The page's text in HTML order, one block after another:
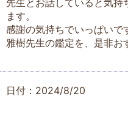
ます。
感謝の気持ちでいっぱいで
雅樹先生の鑑定を、是非お
日付：2024/8/20